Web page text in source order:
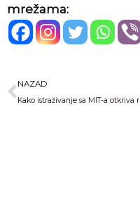
mrežama:
Prev
NAZAD